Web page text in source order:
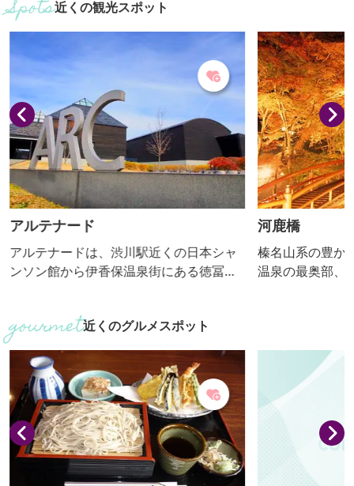
近くの観光スポット
アルテナード
アルテナードは、渋川駅近くの日本シャ
ンソン館から伊香保温泉街にある徳冨蘆
に点在する観光施設を一つの線で結び、
アルテナードが誕生しました。アルテは
イタリア語で「芸術」、ナードは英語の
プロムナード（散歩道）から「ナード」
をとり、組み合わせた造語で「芸術の散
歩道」という意味です。 現在9施設がア
ルテナード施設となっています...
河鹿橋
榛名山系の豊か
温泉の最奥部、
づく紅葉が楽し
ピークは11月
旬頃からは夜
り、日中の爽や
かな表情を見
りの太鼓橋と
近くのグルメスポット